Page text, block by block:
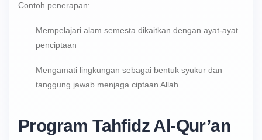
Contoh penerapan:
Mempelajari alam semesta dikaitkan dengan ayat-ayat
penciptaan
Mengamati lingkungan sebagai bentuk syukur dan
tanggung jawab menjaga ciptaan Allah
Program Tahfidz Al-Qur’an